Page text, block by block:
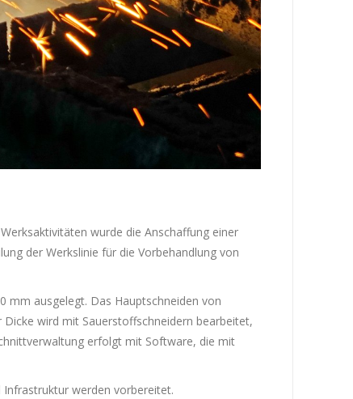
wurde die Anschaffung einer
der Werkslinie für die Vorbehandlung von
mm ausgelegt. Das Hauptschneiden von
wird mit Sauerstoffschneidern bearbeitet,
erfolgt mit Software, die mit
Infrastruktur werden vorbereitet.